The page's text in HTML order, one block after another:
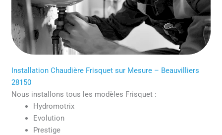
Installation Chaudière Frisquet sur Mesure – Beauvilliers
28150
Nous installons tous les modèles Frisquet :
Hydromotrix
Evolution
Prestige